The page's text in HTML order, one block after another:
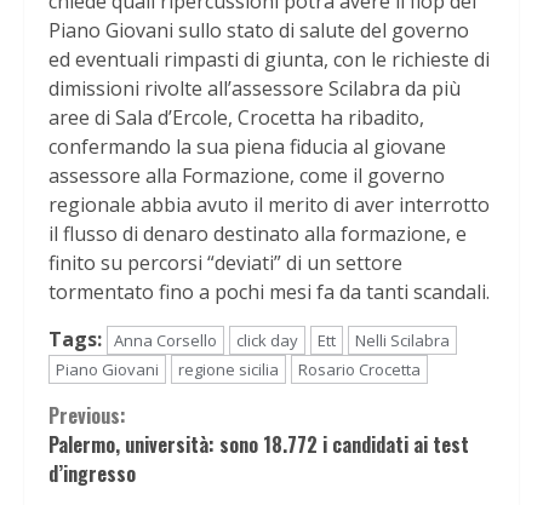
Piano Giovani sullo stato di salute del governo
ed eventuali rimpasti di giunta, con le richieste di
dimissioni rivolte all’assessore Scilabra da più
aree di Sala d’Ercole, Crocetta ha ribadito,
confermando la sua piena fiducia al giovane
assessore alla Formazione, come il governo
regionale abbia avuto il merito di aver interrotto
il flusso di denaro destinato alla formazione, e
finito su percorsi “deviati” di un settore
tormentato fino a pochi mesi fa da tanti scandali.
Tags: Anna Corsello click day Ett
Nelli Scilabra
Piano Giovani
regione sicilia Rosario Crocetta
Continue
Reading
Previous:
Palermo, università: sono 18.772 i candidati ai test
d’ingresso